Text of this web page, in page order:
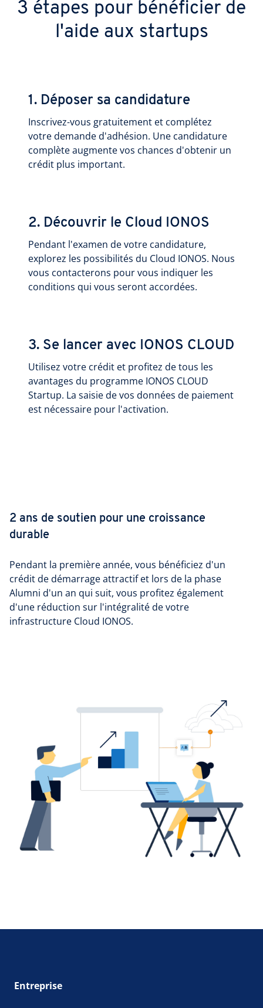
3 étapes pour bénéficier de
l'aide aux startups
1. Déposer sa candidature
Inscrivez-vous gratuitement et complétez
votre demande d'adhésion. Une candidature
complète augmente vos chances d'obtenir un
crédit plus important.
2. Découvrir le Cloud IONOS
Pendant l'examen de votre candidature,
explorez les possibilités du Cloud IONOS. Nous
vous contacterons pour vous indiquer les
conditions qui vous seront accordées.
3. Se lancer avec IONOS CLOUD
Utilisez votre crédit et profitez de tous les
avantages du programme IONOS CLOUD
Startup. La saisie de vos données de paiement
est nécessaire pour l'activation.
2 ans de soutien pour une croissance
durable
Pendant la première année, vous bénéficiez d'un
crédit de démarrage attractif et lors de la phase
Alumni d'un an qui suit, vous profitez également
d'une réduction sur l'intégralité de votre
infrastructure Cloud IONOS.
Entreprise